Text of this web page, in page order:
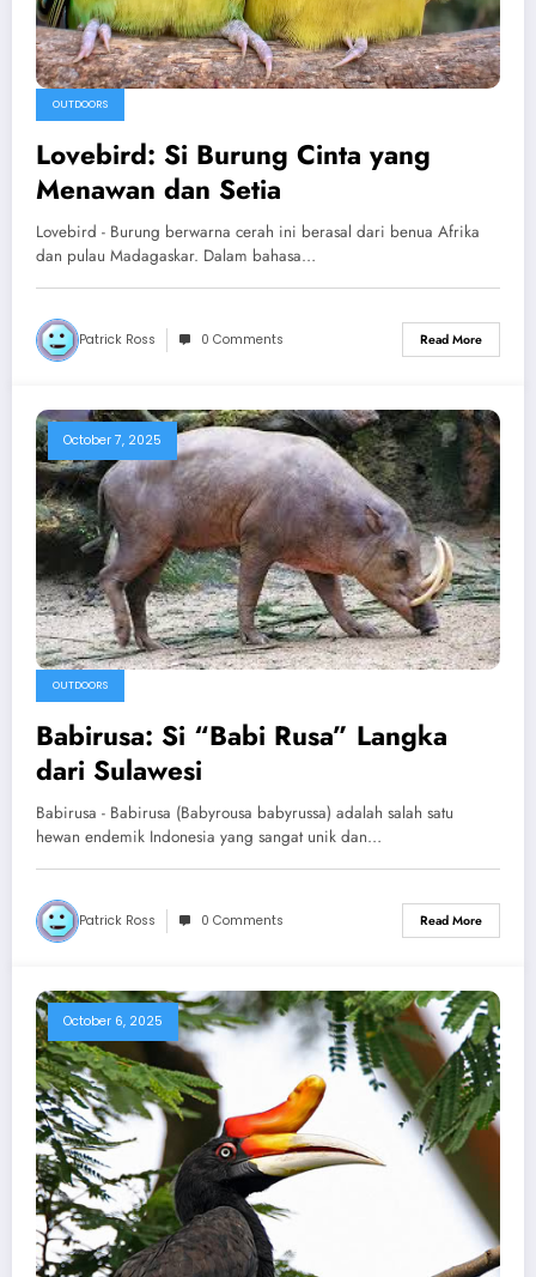
OUTDOORS
Lovebird: Si Burung Cinta yang
Menawan dan Setia
Lovebird - Burung berwarna cerah ini berasal dari benua Afrika
dan pulau Madagaskar. Dalam bahasa…
Patrick Ross 0 Comments Read More
October 7, 2025
OUTDOORS
Babirusa: Si “Babi Rusa” Langka
dari Sulawesi
Babirusa - Babirusa (Babyrousa babyrussa) adalah salah satu
hewan endemik Indonesia yang sangat unik dan…
Patrick Ross 0 Comments Read More
October 6, 2025